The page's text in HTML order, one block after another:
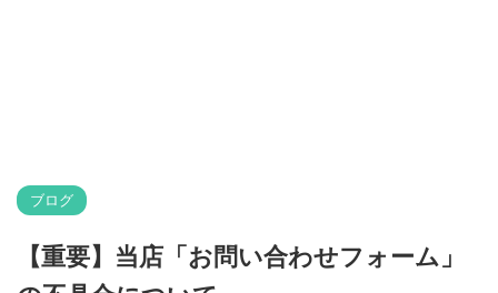
ブログ
【重要】当店「お問い合わせフォーム」